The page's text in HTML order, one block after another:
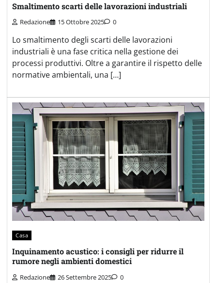
Smaltimento scarti delle lavorazioni industriali
Redazione 15 Ottobre 2025 0
Lo smaltimento degli scarti delle lavorazioni
industriali è una fase critica nella gestione dei
processi produttivi. Oltre a garantire il rispetto delle
normative ambientali, una […]
Casa
Inquinamento acustico: i consigli per ridurre il
rumore negli ambienti domestici
Redazione 26 Settembre 2025 0